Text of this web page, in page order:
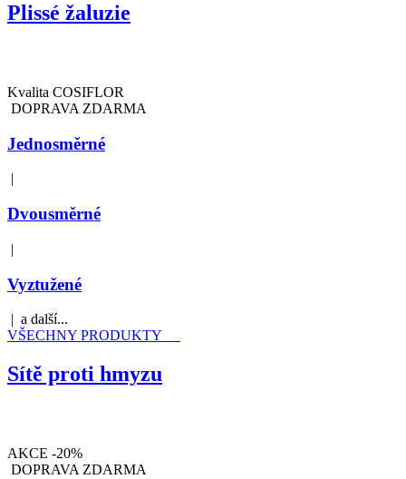
Plissé žaluzie
Kvalita COSIFLOR
DOPRAVA ZDARMA
Jednosměrné
Dvousměrné
|
Vyztužené
| a další...
VŠECHNY PRODUKTY
Sítě proti hmyzu
AKCE -20%
DOPRAVA ZDARMA